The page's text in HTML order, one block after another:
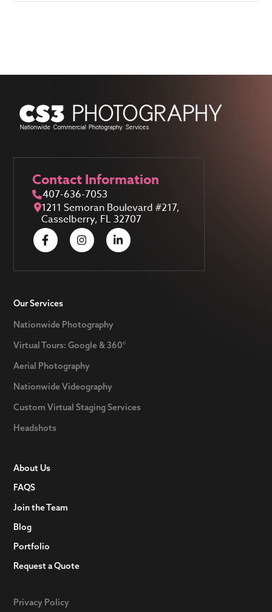
Contact Information
407-636-7053
1211 Semoran Boulevard #217,
Casselberry, FL 32707
Our Services
Nationwide Photography
Virtual Tours: Google & 360°
Aerial Photography
Nationwide Videography
Custom Virtual Staging Services
Headshots
About Us
FAQS
Join the Team
Blog
Portfolio
Request a Quote
Privacy Policy